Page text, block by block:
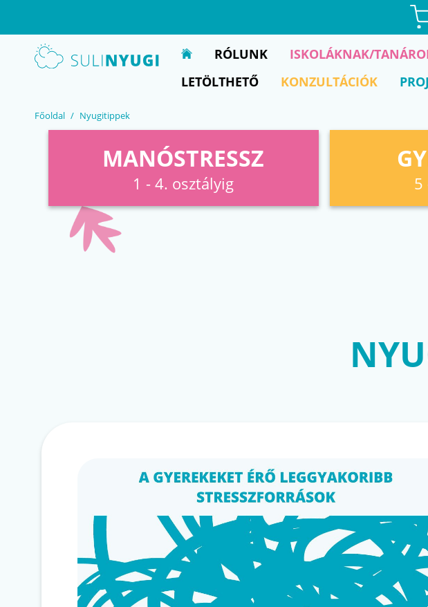
RÓLUNK ISKOLÁKNAK/
LETÖLTHETŐ
KONZULTÁCIÓK
Főoldal Nyugitippek
MANÓSTRESSZ
1 - 4. osztályig 5